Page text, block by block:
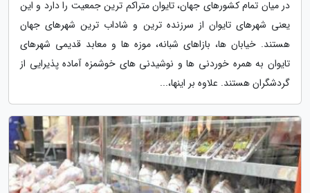
در میان تمام کشورهای جهان، تایوان متراکم ترین جمعیت را دارد و این
یعنی شهرهای تایوان از سرزنده ترین و شاداب ترین شهرهای جهان
هستند. خیابان ها، بازاهای شبانه، موزه ها و معابد قدیمی شهرهای
تایوان به همره خوردنی ها و نوشیدنی های خوشمزه آماده پذیرایی از
گردشگران هستند. علاوه بر اینها،...